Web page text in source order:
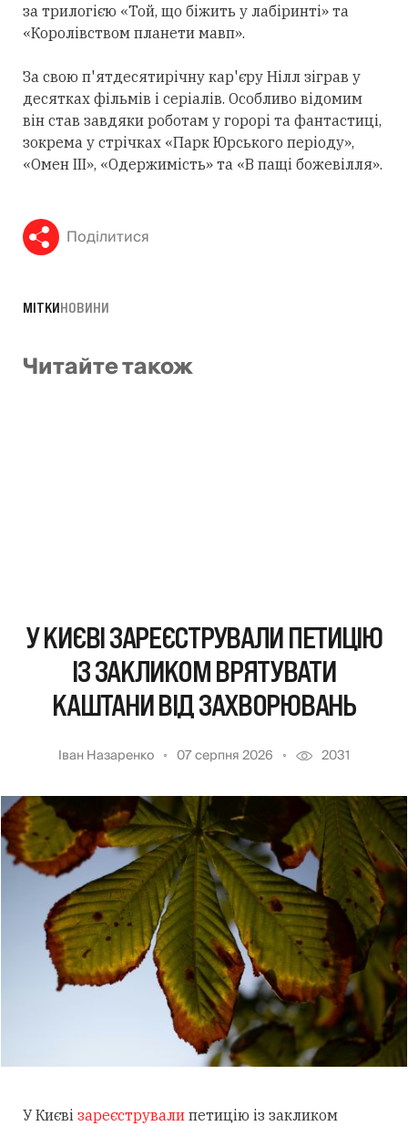
за трилогією «Той, що біжить у лабіринті» та
«Королівством планети мавп».
За свою п'ятдесятирічну кар'єру Нілл зіграв у
десятках фільмів і серіалів. Особливо відомим
він став завдяки роботам у горорі та фантастиці,
зокрема у стрічках «Парк Юрського періоду»,
«Омен III», «Одержимість» та «В пащі божевілля».
Поділитися
МІТКИНОВИНИ
Читайте також
У КИЄВІ ЗАРЕЄСТРУВАЛИ ПЕТИЦІЮ
ІЗ ЗАКЛИКОМ ВРЯТУВАТИ
КАШТАНИ ВІД ЗАХВОРЮВАНЬ
Іван Назаренко 07 серпня 2026 2031
У Києві зареєстрували петицію із закликом